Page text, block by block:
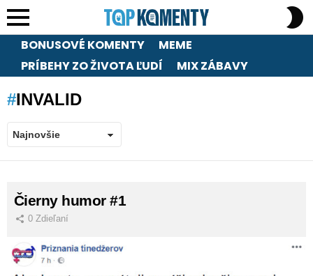
Menu
BONUSOVÉ KOMENTY
MEME
PRÍBEHY ZO ŽIVOTA ĽUDÍ
MIX ZÁBAVY
INVALID
STORIES
Čierny humor #1
0 Zdieľaní